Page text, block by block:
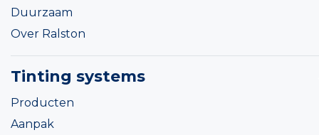
Duurzaam
Over Ralston
Tinting systems
Producten
Aanpak